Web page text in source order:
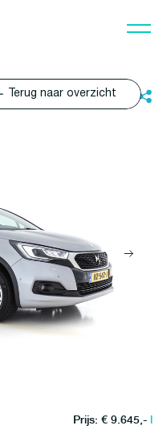
Terug naar overzicht
Prijs: € 9.645,-l